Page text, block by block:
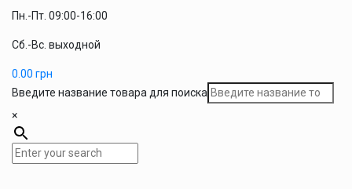
Пн.-Пт. 09:00-16:00
Сб.-Вс. выходной
0.00 грн
Введите название товара для поиска
×